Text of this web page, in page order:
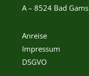
A – 8524 Bad Gams
Anreise
Impressum
DSGVO